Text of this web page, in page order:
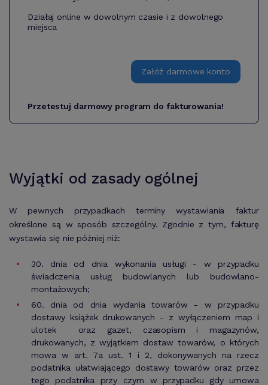
Działaj online w dowolnym czasie i z dowolnego
miejsca
Załóż darmowe konto
Przetestuj darmowy program do fakturowania!
Wyjątki od zasady ogólnej
W pewnych przypadkach terminy wystawiania faktur
określone są w sposób szczególny. Zgodnie z tym, fakturę
wystawia się nie później niż:
30. dnia od dnia wykonania usługi - w przypadku
świadczenia usług budowlanych lub budowlano-
montażowych;
60. dnia od dnia wydania towarów - w przypadku
dostawy książek drukowanych - z wyłączeniem map i
ulotek oraz gazet, czasopism i magazynów,
drukowanych, z wyjątkiem dostaw towarów, o których
mowa w art. 7a ust. 1 i 2, dokonywanych na rzecz
podatnika ułatwiającego dostawy towarów oraz przez
tego podatnika przy czym w przypadku gdy umowa